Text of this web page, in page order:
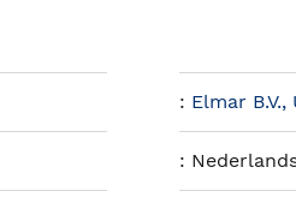
: Elmar
: